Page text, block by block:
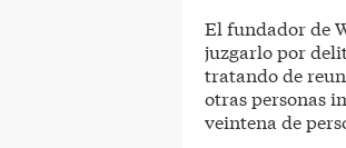
El fundador de
juzgarlo por
tratando de
otras personas
veintena de